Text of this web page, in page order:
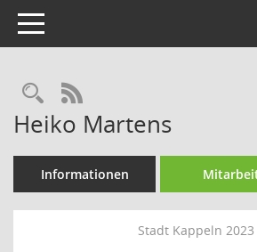
Toggle navigation
Rechercheauswahl
RSS-Feed
Heiko Martens
Informationen
Stadt Kappeln 2023